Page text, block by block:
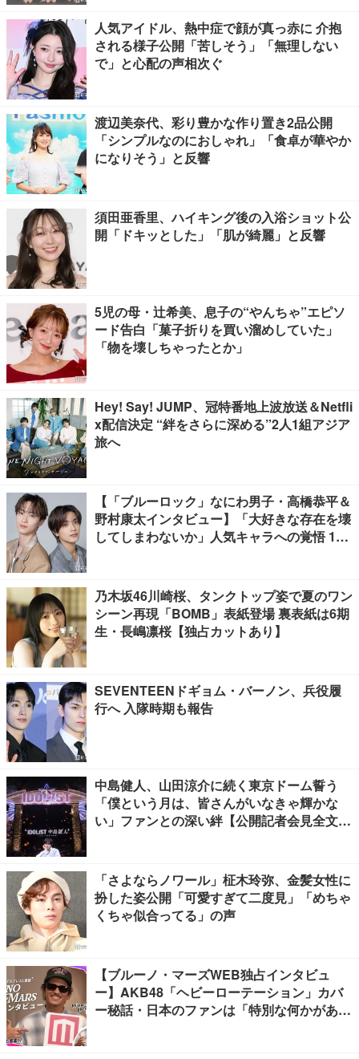
人気アイドル、熱中症で顔が真っ赤に 介抱
される様子公開「苦しそう」「無理しない
で」と心配の声相次ぐ
渡辺美奈代、彩り豊かな作り置き2品公開
「シンプルなのにおしゃれ」「食卓が華やか
になりそう」と反響
須田亜香里、ハイキング後の入浴ショット公
開「ドキッとした」「肌が綺麗」と反響
5児の母・辻希美、息子の“やんちゃ”エピソ
ード告白「菓子折りを買い溜めしていた」
「物を壊しちゃったとか」
Hey! Say! JUMP、冠特番地上波放送＆Netfli
x配信決定 “絆をさらに深める”2人1組アジア
旅へ
【「ブルーロック」なにわ男子・高橋恭平＆
野村康太インタビュー】「大好きな存在を壊
してしまわないか」人気キャラへの覚悟 10
乃木坂46川崎桜、タンクトップ姿で夏のワン
シーン再現「BOMB」表紙登場 裏表紙は6期
生・長嶋凛桜【独占カットあり】
SEVENTEENドギョム・バーノン、兵役履
行へ 入隊時期も報告
中島健人、山田涼介に続く東京ドーム誓う
「僕という月は、皆さんがいなきゃ輝かな
い」ファンとの深い絆【公開記者会見全文
「さよならノワール」柾木玲弥、金髪女性に
扮した姿公開「可愛すぎて二度見」「めちゃ
くちゃ似合ってる」の声
【ブルーノ・マーズWEB独占インタビュ
ー】AKB48「ヘビーローテーション」カバ
ー秘話・日本のファンは「特別な何かがあ